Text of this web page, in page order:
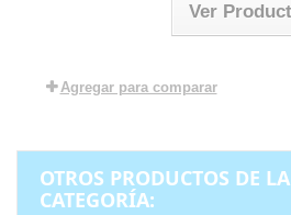
Ver
Agregar para comparar
OTROS PRODUCTOS DE
CATEGORÍA: